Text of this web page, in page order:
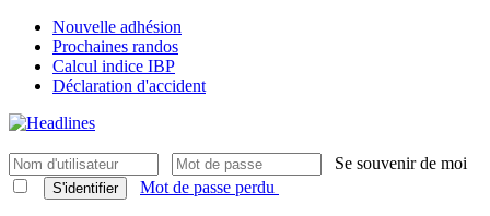
Nouvelle adhésion
Prochaines randos
Calcul indice IBP
Déclaration d'accident
Se souvenir de moi
S'identifier Mot de passe perdu